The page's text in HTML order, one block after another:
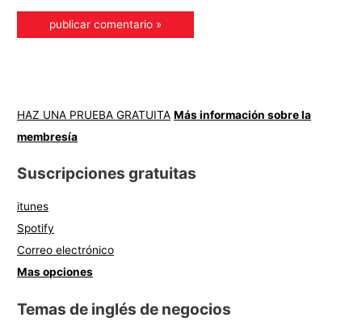
HAZ UNA PRUEBA GRATUITA Más información sobre la
membresía
Suscripciones gratuitas
itunes
Spotify
Correo electrónico
Mas opciones
Temas de inglés de negocios